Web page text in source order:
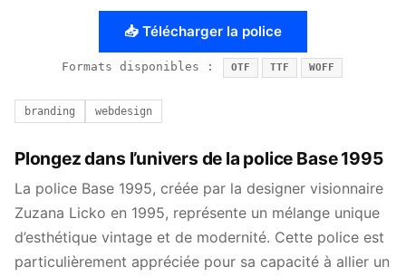
📥 Télécharger la police
Formats disponibles : OTF TTF WOFF
branding webdesign
Plongez dans l’univers de la police Base 1995
La police Base 1995, créée par la designer visionnaire
Zuzana Licko en 1995, représente un mélange unique
d’esthétique vintage et de modernité. Cette police est
particulièrement appréciée pour sa capacité à allier un